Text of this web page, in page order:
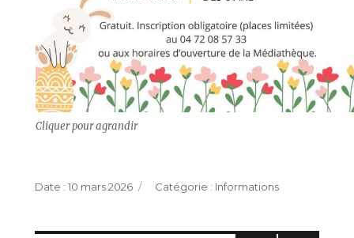
Cliquer pour agrandir
Publié
10 mars 2026 Catégories
Informations